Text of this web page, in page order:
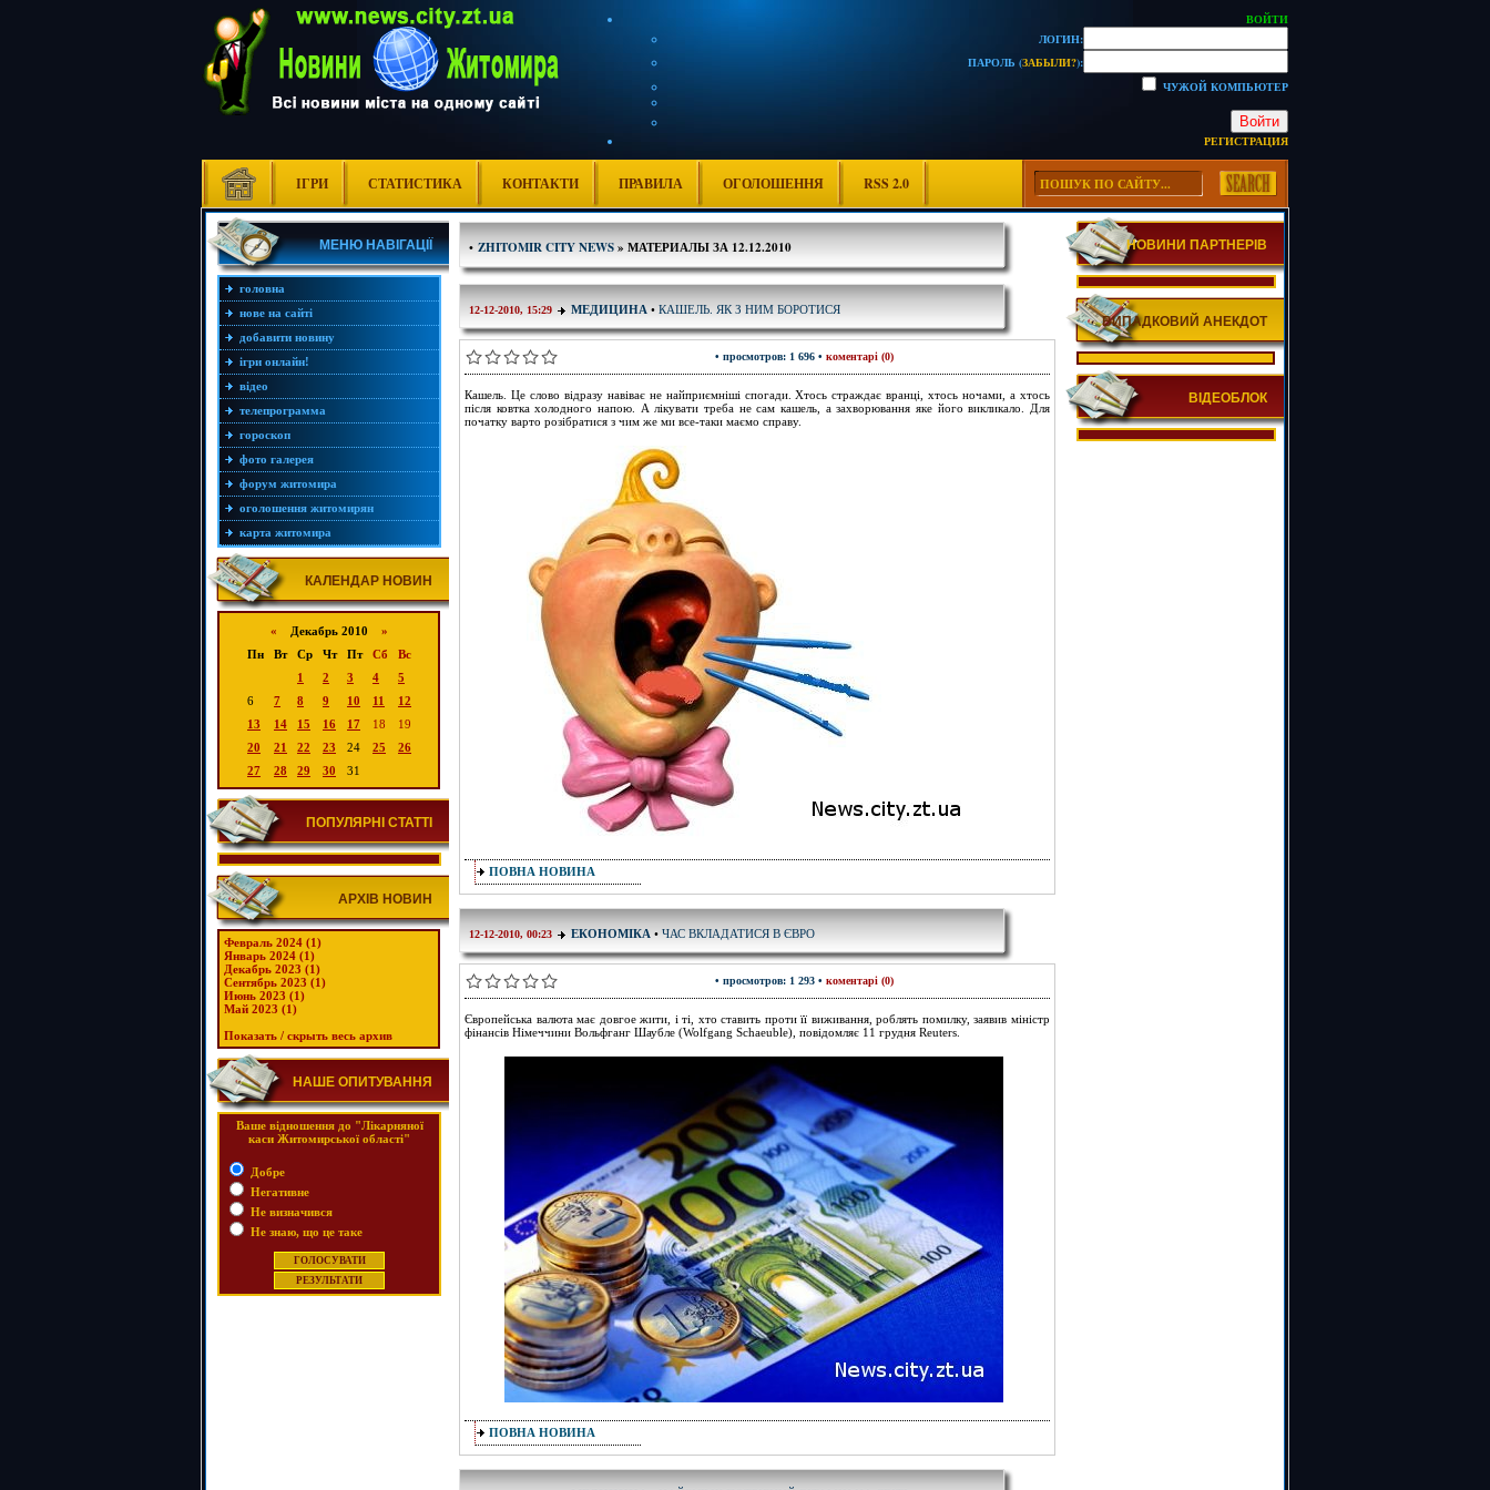
ВОЙТИ
ЛОГИН:
ПАРОЛЬ (ЗАБЫЛИ?):
ЧУЖОЙ КОМПЬЮТЕР
Войти
РЕГИСТРАЦИЯ
ІГРИ СТАТИСТИКА КОНТАКТИ ПРАВИЛА ОГОЛОШЕННЯ RSS 2.0
МЕНЮ НАВІГАЦІЇ
головна
нове на сайті
добавити новину
ігри онлайн!
відео
телепрограмма
гороскоп
фото галерея
форум житомира
оголошення житомирян
карта житомира
КАЛЕНДАР НОВИН
« Декабрь 2010 »
Пн
Вт Ср Чт Пт Сб
Вс
1
2 3 4
5
6
7 8 9 10 11
12
13
14 15 16 17 18
19
20
21 22 23 24 25
26
27
28 29 30 31
ПОПУЛЯРНІ СТАТТІ
АРХІВ НОВИН
Февраль 2024 (1)
Январь 2024 (1)
Декабрь 2023 (1)
Сентябрь 2023 (1)
Июнь 2023 (1)
Май 2023 (1)
Показать / скрыть весь архив
НАШЕ ОПИТУВАННЯ
Ваше відношення до "Лікарняної
каси Житомирської області"
Добре
Негативне
Не визначився
Не знаю, що це таке
• ZHITOMIR CITY NEWS» МАТЕРИАЛЫ ЗА 12.12.2010
12-12-2010, 15:29 МЕДИЦИНА • КАШЕЛЬ. ЯК З НИМ БОРОТИСЯ
• просмотров: 1 696 • коментарі (0)
Кашель. Це слово відразу навіває не найприємніші спогади. Хтось страждає вранці, хтось ночами, а хтось
після ковтка холодного напою. А лікувати треба не сам кашель, а захворювання яке його викликало. Для
початку варто розібратися з чим же ми все-таки маємо справу.
ПОВНА НОВИНА
12-12-2010, 00:23 ЕКОНОМІКА • ЧАС ВКЛАДАТИСЯ В ЄВРО
• просмотров: 1 293 • коментарі (0)
Європейська валюта має довгое жити, і ті, хто ставить проти її виживання, роблять помилку, заявив міністр
фінансів Німеччини Вольфганг Шаубле (Wolfgang Schaeuble), повідомляє 11 грудня Reuters.
ПОВНА НОВИНА
НОВИНИ ПАРТНЕРІВ
ВИПАДКОВИЙ АНЕКДОТ
ВІДЕОБЛОК